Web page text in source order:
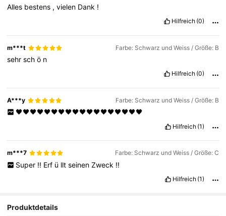
Alles bestens ,vielen Dank !
Hilfreich (0)
m***t Farbe: Schwarz und Weiss / Größe: B
sehrschö n
Hilfreich (0)
A***y Farbe: Schwarz und Weiss / Größe: B
🖤🖤🖤🖤🖤🖤🖤🖤🖤🖤🖤🖤🖤🖤🖤🖤🖤🖤
Hilfreich (1)
m***7 Farbe: Schwarz und Weiss / Größe: C
Super !! Erf ü llt seinen Zweck !!
Hilfreich (1)
Produktdetails